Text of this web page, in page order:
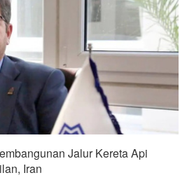
Jalur Kereta Api
Iran